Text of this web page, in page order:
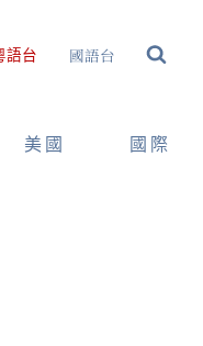
語台 國語台
美國 國際